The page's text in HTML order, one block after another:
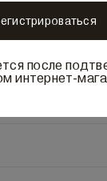
тенселя с
после
интернет-